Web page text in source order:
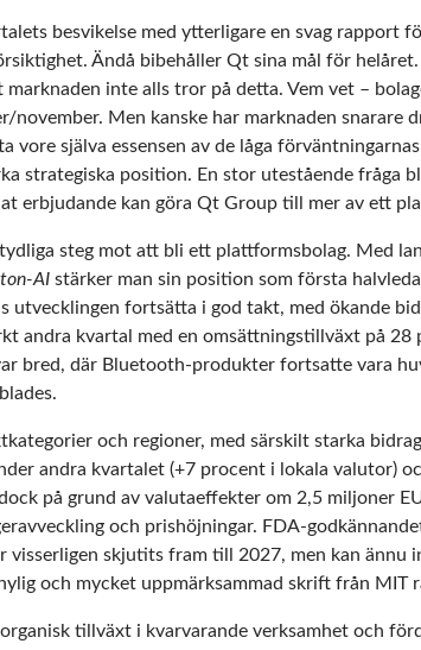
besvikelse med ytterligare en svag rapport
Ändå bibehåller Qt sina mål för
inte alls tror på detta. Vem vet –
november. Men kanske har marknaden snarare
vore själva essensen av de låga
strategiska position. En stor utestående fråga
erbjudande kan göra Qt Group till mer av ett
steg mot att bli ett plattformsbolag. Med
AI stärker man sin position som första
utvecklingen fortsätta i god takt, med ökande
andra kvartal med en omsättningstillväxt på
bred, där Bluetooth-produkter fortsatte vara
och regioner, med särskilt starka
andra kvartalet (+7 procent i lokala valutor)
på grund av valutaeffekter om 2,5 miljoner
och prishöjningar. FDA-
visserligen skjutits fram till 2027, men kan ännu
och mycket uppmärksammad skrift från MIT
tillväxt i kvarvarande verksamhet och